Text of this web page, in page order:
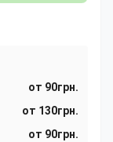
от 90грн.
от 130грн.
от 90грн.